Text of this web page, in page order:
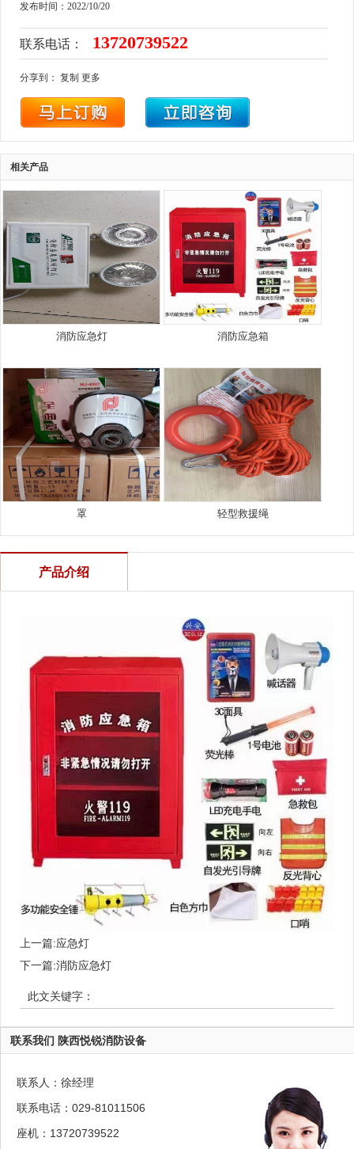
发布时间：2022/10/20
联系电话： 13720739522
分享到： 复制 更多
相关产品
消防应急灯 消防应急箱
罩 轻型救援绳
产品介绍
上一篇:应急灯
下一篇:消防应急灯
此文关键字：
联系我们 陕西悦锐消防设备
联系人：徐经理
联系电话：029-81011506
座机：13720739522